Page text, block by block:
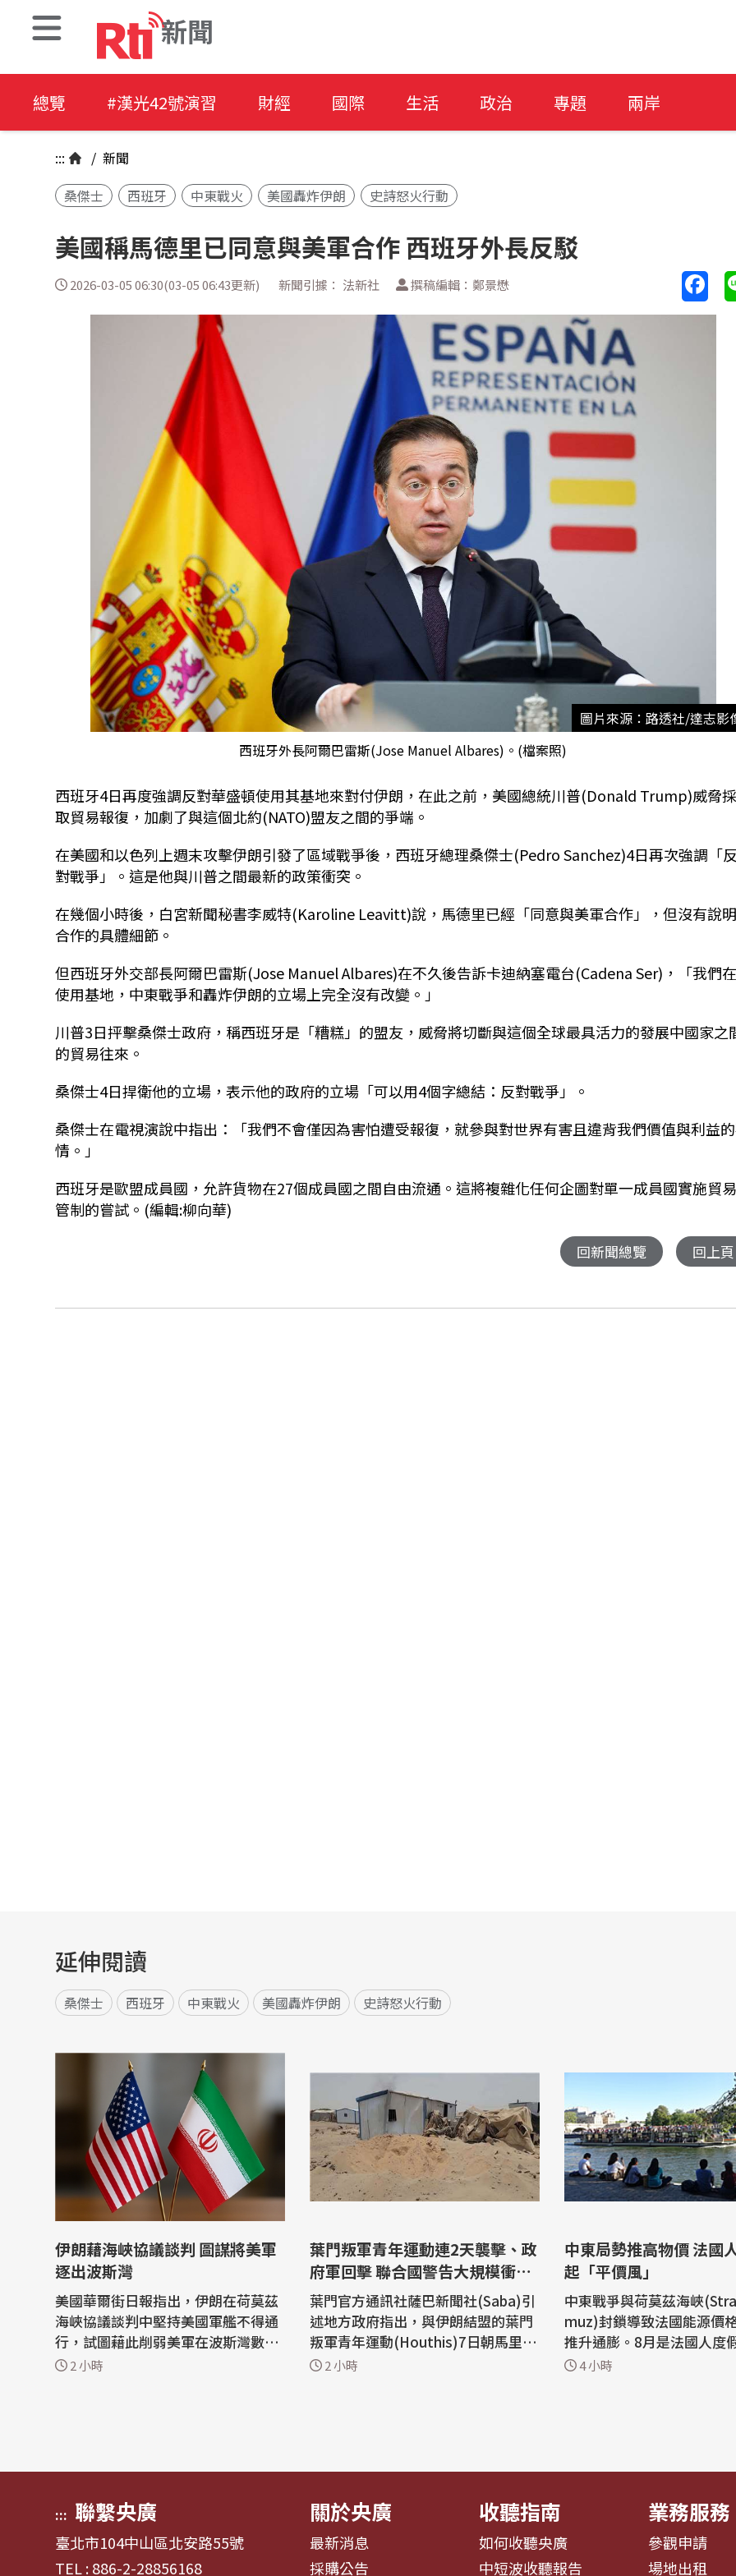
新聞
總覽 #漢光42號演習 財經 國際 生活 政治 專題 兩岸
::: / 新聞
桑傑士
西班牙 中東戰火 美國轟炸伊朗 史詩怒火行動
美國稱馬德里已同意與美軍合作 西班牙外長反駁
2026-03-05 06:30(03-05 06:43更新) 新聞引據： 法新社 撰稿編輯：鄭景懋
圖片來源：路透社/達志影
西班牙外長阿爾巴雷斯(Jose Manuel Albares)。(檔案照)
西班牙4日再度強調反對華盛頓使用其基地來對付伊朗，在此之前，美國總統川普(Donald Trump)威脅
取貿易報復，加劇了與這個北約(NATO)盟友之間的爭端。
在美國和以色列上週末攻擊伊朗引發了區域戰爭後，西班牙總理桑傑士(Pedro Sanchez)4日再次強調「
對戰爭」。這是他與川普之間最新的政策衝突。
在幾個小時後，白宮新聞秘書李威特(Karoline Leavitt)說，馬德里已經「同意與美軍合作」，但沒有說
合作的具體細節。
但西班牙外交部長阿爾巴雷斯(Jose Manuel Albares)在不久後告訴卡迪納塞電台(Cadena Ser)，「我們
使用基地，中東戰爭和轟炸伊朗的立場上完全沒有改變。」
川普3日抨擊桑傑士政府，稱西班牙是「糟糕」的盟友，威脅將切斷與這個全球最具活力的發展中國家之
的貿易往來。
桑傑士4日捍衛他的立場，表示他的政府的立場「可以用4個字總結：反對戰爭」。
桑傑士在電視演說中指出：「我們不會僅因為害怕遭受報復，就參與對世界有害且違背我們價值與利益
情。」
西班牙是歐盟成員國，允許貨物在27個成員國之間自由流通。這將複雜化任何企圖對單一成員國實施貿
管制的嘗試。(編輯:柳向華)
回新聞總覽 回上頁
延伸閱讀
桑傑士 西班牙 中東戰火 美國轟炸伊朗 史詩怒火行動
伊朗藉海峽協議談判 圖謀將美軍
逐出波斯灣
美國華爾街日報指出，伊朗在荷莫茲
海峽協議談判中堅持美國軍艦不得通
行，試圖藉此削弱美軍在波斯灣數十
年來的主導地位，伊朗是在與阿曼談
2 小時
葉門叛軍青年運動連2天襲擊、政
府軍回擊 聯合國警告大規模衝突
重燃
葉門官方通訊社薩巴新聞社(Saba)引
述地方政府指出，與伊朗結盟的葉門
叛軍青年運動(Houthis)7日朝馬里卜
(Marib)的難民營和住宅區發射彈道
2 小時
中東局勢推高物價 法國
起「平價風」
中東戰爭與荷莫茲海峽
muz)封鎖導致法國能源價
推升通膨。8月是法國人度
期，但飆漲的旅行成本讓
4 小時
::: 聯繫央廣
臺北市104中山區北安路55號
TEL : 886-2-28856168
關於央廣
最新消息
採購公告
收聽指南
如何收聽央廣
中短波收聽報告
業務服務
參觀申請
場地出租